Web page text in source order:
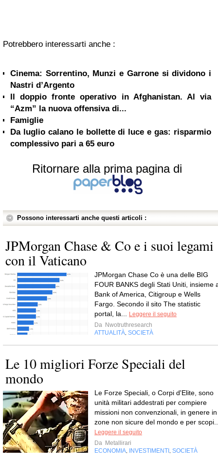
Potrebbero interessarti anche :
Cinema: Sorrentino, Munzi e Garrone si dividono i
Nastri d’Argento
Il doppio fronte operativo in Afghanistan. Al via
“Azm” la nuova offensiva di...
Famiglie
Da luglio calano le bollette di luce e gas: risparmio
complessivo pari a 65 euro
Ritornare alla prima pagina di
Possono interessarti anche questi articoli :
JPMorgan Chase & Co e i suoi legami
con il Vaticano
JPMorgan Chase Co è una delle BIG
FOUR BANKS degli Stati Uniti, insieme
Bank of America, Citigroup e Wells
Fargo. Secondo il sito The statistic
portal, la... Leggere il seguito
Da Nwotruthresearch
ATTUALITÀ, SOCIETÀ
Le 10 migliori Forze Speciali del
mondo
Le Forze Speciali, o Corpi d'Elite, sono
unità militari addestrati per compiere
missioni non convenzionali, in genere in
zone non sicure del mondo e per
Leggere il seguito
Da Metallirari
ECONOMIA, INVESTIMENTI , SOCIETÀ